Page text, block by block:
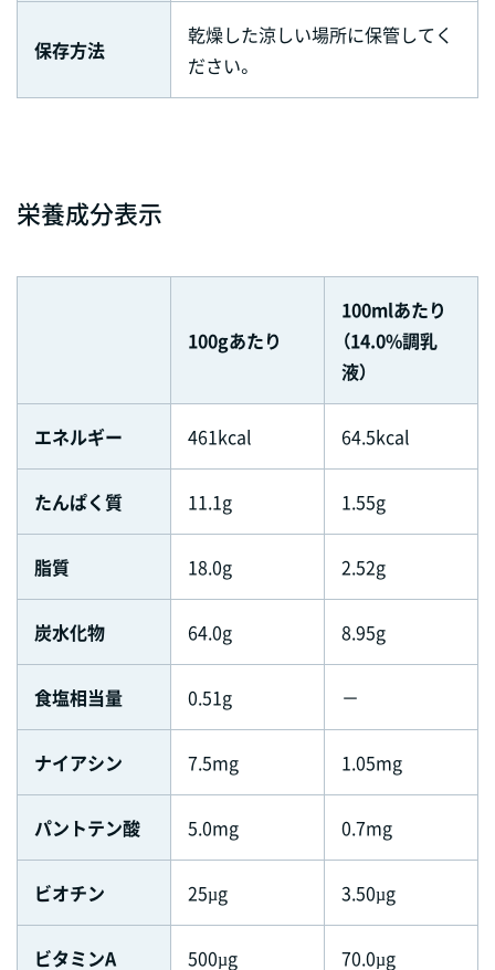
保存方法
乾燥した涼しい場所に保管してく
ださい。
栄養成分表示
100gあたり
100mlあたり
（14.0%調乳
液）
エネルギー 461kcal 64.5kcal
たんぱく質 11.1g 1.55g
脂質 18.0g 2.52g
炭水化物 64.0g 8.95g
食塩相当量 0.51g －
ナイアシン 7.5mg 1.05mg
パントテン酸 5.0mg 0.7mg
ビオチン 25µg 3.50µg
ビタミンA 500µg 70.0µg